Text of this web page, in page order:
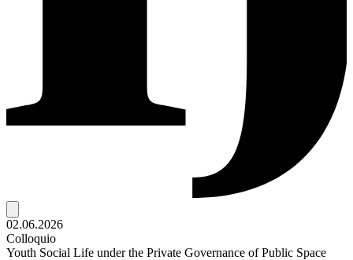
02.06.2026
Colloquio
Youth Social Life under the Private Governance of Public Space